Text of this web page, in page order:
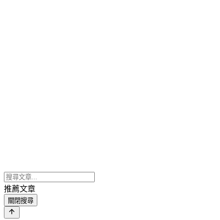
推薦文章
關閉搜尋